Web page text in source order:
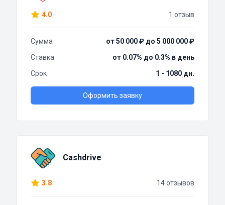
4.0 1 отзыв
Сумма
от 50 000 ₽ до 5 000 000 ₽
Ставка
от 0.07% до 0.3% в день
Срок
1 - 1080 дн.
Оформить заявку
Cashdrive
3.8 14 отзывов